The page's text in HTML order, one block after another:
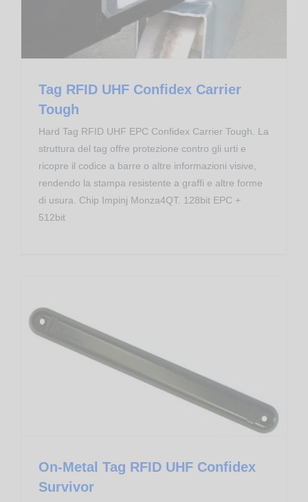
Tag RFID UHF Confidex Carrier
Tough
Hard Tag RFID UHF EPC Confidex Carrier Tough. La
struttura del tag offre protezione contro gli urti e
ricopre il codice a barre o altre informazioni visive,
rendendo la stampa resistente a graffi e altre forme
di usura. Chip Impinj Monza4QT. 128bit EPC +
512bit
On-Metal Tag RFID UHF Confidex
Survivor